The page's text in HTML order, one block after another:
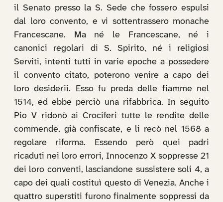
il Senato presso la S. Sede che fossero espulsi
dal loro convento, e vi sottentrassero monache
Francescane. Ma né le Francescane, né i
canonici regolari di S. Spirito, né i religiosi
Serviti, intenti tutti in varie epoche a possedere
il convento citato, poterono venire a capo dei
loro desiderii. Esso fu preda delle fiamme nel
1514, ed ebbe perciò una rifabbrica. In seguito
Pio V ridonò ai Crociferi tutte le rendite delle
commende, già confiscate, e li recò nel 1568 a
regolare riforma. Essendo però quei padri
ricaduti nei loro errori, Innocenzo X soppresse 21
dei loro conventi, lasciandone sussistere soli 4, a
capo dei quali costituì questo di Venezia. Anche i
quattro superstiti furono finalmente soppressi da